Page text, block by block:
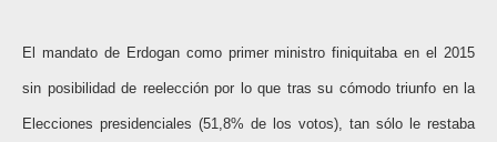
El mandato de Erdogan como primer ministro finiquitaba en el 2015
sin posibilidad de reelección por lo que tras su cómodo triunfo en la
Elecciones presidenciales (51,8% de los votos), tan sólo le restaba